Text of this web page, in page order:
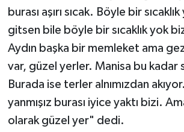
burası aşırı sıcak. Böyle bir
gitsen bile böyle bir sıcaklık yok
Aydın başka bir memleket ama
var, güzel yerler. Manisa bu kadar
Burada ise terler alnımızdan
yanmışız burası iyice yaktı bizi.
olarak güzel yer" dedi.